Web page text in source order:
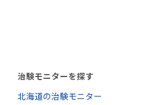
治験モニターを探す
北海道の治験モニター